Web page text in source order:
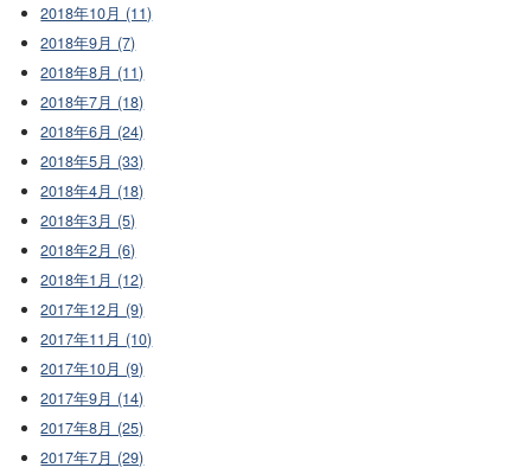
2018年10月 (11)
2018年9月 (7)
2018年8月 (11)
2018年7月 (18)
2018年6月 (24)
2018年5月 (33)
2018年4月 (18)
2018年3月 (5)
2018年2月 (6)
2018年1月 (12)
2017年12月 (9)
2017年11月 (10)
2017年10月 (9)
2017年9月 (14)
2017年8月 (25)
2017年7月 (29)